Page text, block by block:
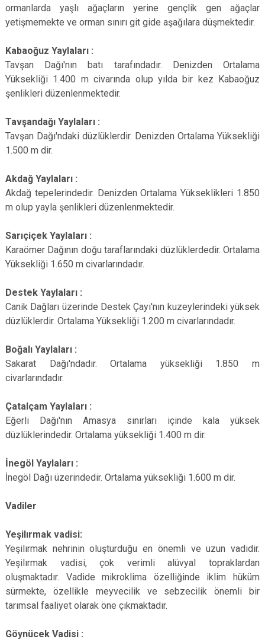
ormanlarda yaşlı ağaçların yerine gençlik gen ağaçlar
yetişmemekte ve orman sınırı git gide aşağılara düşmektedir.
Kabaoğuz Yaylaları :
Tavşan Dağı'nın batı tarafındadır. Denizden Ortalama
Yüksekliği 1.400 m civarında olup yılda bir kez Kabaoğuz
şenlikleri düzenlenmektedir.
Tavşandağı Yaylaları :
Tavşan Dağı'ndaki düzlüklerdir. Denizden Ortalama Yüksekliği
1.500 m dir.
Akdağ Yaylaları :
Akdağ tepelerindedir. Denizden Ortalama Yükseklikleri 1.850
m olup yayla şenlikleri düzenlenmektedir.
Sarıçiçek Yaylaları :
Karaömer Dağının doğu taraflarındaki düzlüklerdedir. Ortalama
Yüksekliği 1.650 m civarlarındadır.
Destek Yaylaları :
Canik Dağları üzerinde Destek Çayı'nın kuzeylerindeki yüksek
düzlüklerdir. Ortalama Yüksekliği 1.200 m civarlarındadır.
Boğalı Yaylaları :
Sakarat Dağı'ndadır. Ortalama yüksekliği 1.850 m
civarlarındadır.
Çatalçam Yaylaları :
Eğerli Dağı'nın Amasya sınırları içinde kala yüksek
düzlüklerindedir. Ortalama yüksekliği 1.400 m dir.
İnegöl Yaylaları :
İnegöl Dağı üzerindedir. Ortalama yüksekliği 1.600 m dir.
Vadiler
Yeşilırmak vadisi:
Yeşilırmak nehrinin oluşturduğu en önemli ve uzun vadidir.
Yeşilırmak vadisi, çok verimli alüvyal topraklardan
oluşmaktadır. Vadide mikroklima özelliğinde iklim hüküm
sürmekte, özellikle meyvecilik ve sebzecilik önemli bir
tarımsal faaliyet olarak öne çıkmaktadır.
Göynücek Vadisi :